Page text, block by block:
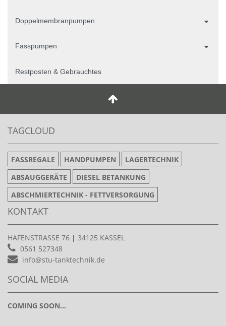
Doppelmembranpumpen
Fasspumpen
Restposten & Gebrauchtes
TAGCLOUD
FASSREGALE HANDPUMPEN
LAGERTECHNIK
ABSAUGGERÄTE
DIESEL BETANKUNG
ABSCHMIERTECHNIK - FETTVERSORGUNG
KONTAKT
HAFENSTRASSE 76 | 34125 KASSEL
0561 527348
info@stu-tanktechnik.de
SOCIAL MEDIA
COMING SOON...